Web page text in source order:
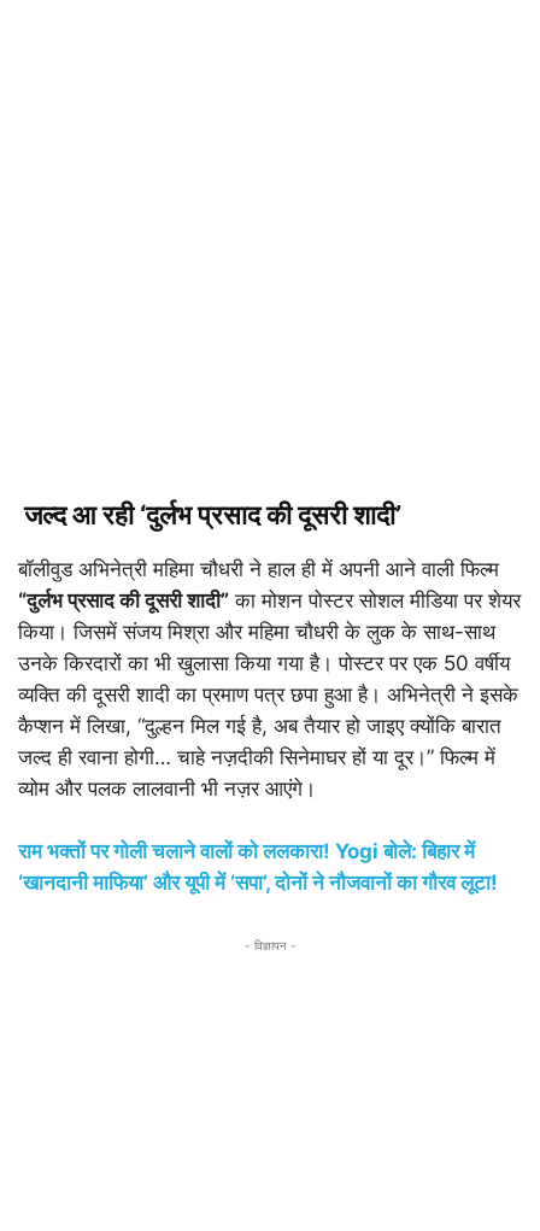
जल्द आ रही ‘दुर्लभ प्रसाद की दूसरी शादी’
बॉलीवुड अभिनेत्री महिमा चौधरी ने हाल ही में अपनी आने वाली फिल्म
“दुर्लभ प्रसाद की दूसरी शादी” का मोशन पोस्टर सोशल मीडिया पर शेयर
किया। जिसमें संजय मिश्रा और महिमा चौधरी के लुक के साथ-साथ
उनके किरदारों का भी खुलासा किया गया है। पोस्टर पर एक 50 वर्षीय
व्यक्ति की दूसरी शादी का प्रमाण पत्र छपा हुआ है। अभिनेत्री ने इसके
कैप्शन में लिखा, “दुल्हन मिल गई है, अब तैयार हो जाइए क्योंकि बारात
जल्द ही रवाना होगी… चाहे नज़दीकी सिनेमाघर हों या दूर।” फिल्म में
व्योम और पलक लालवानी भी नज़र आएंगे।
राम भक्तों पर गोली चलाने वालों को ललकारा! Yogi बोले: बिहार में
‘खानदानी माफिया’ और यूपी में ‘सपा’, दोनों ने नौजवानों का गौरव लूटा!
- विज्ञापन -